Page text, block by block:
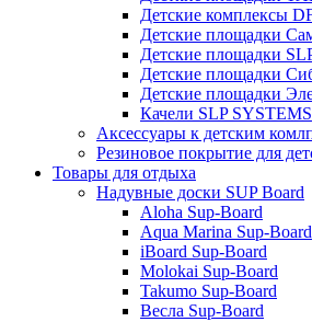
Детские комплексы
Детские площадки
Детские площадки
Детские площадки
Детские площадки
Качели SLP SYSTEMS
Аксессуары к детским
Резиновое покрытие для
Товары для отдыха
Надувные доски SUP Board
Aloha Sup-Board
Aqua Marina Sup-Board
iBoard Sup-Board
Molokai Sup-Board
Takumo Sup-Board
Весла Sup-Board